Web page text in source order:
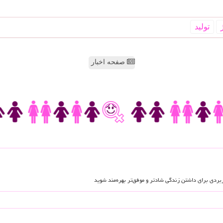
تولید
صفحه اخبار
برای داشتن زندگی شادتر و موفق‌تر بهره‌مند شوید